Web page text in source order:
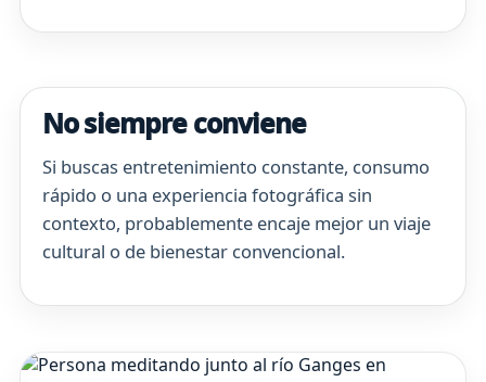
No siempre conviene
Si buscas entretenimiento constante, consumo
rápido o una experiencia fotográfica sin
contexto, probablemente encaje mejor un viaje
cultural o de bienestar convencional.